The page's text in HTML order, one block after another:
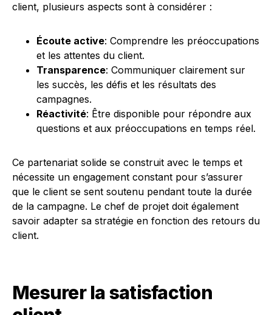
client, plusieurs aspects sont à considérer :
Écoute active: Comprendre les préoccupations
et les attentes du client.
Transparence: Communiquer clairement sur
les succès, les défis et les résultats des
campagnes.
Réactivité: Être disponible pour répondre aux
questions et aux préoccupations en temps réel.
Ce partenariat solide se construit avec le temps et
nécessite un engagement constant pour s’assurer
que le client se sent soutenu pendant toute la durée
de la campagne. Le chef de projet doit également
savoir adapter sa stratégie en fonction des retours du
client.
Mesurer la satisfaction